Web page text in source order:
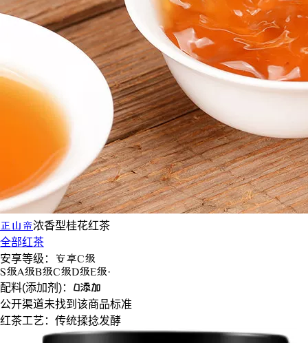
正山帝浓香型桂花红茶
全部红茶
安享等级：
安享C级
S级A级B级C级D级E级·
配料(添加剂)： 0添加
公开渠道未找到该商品标准
红茶工艺： 传统揉捻发酵